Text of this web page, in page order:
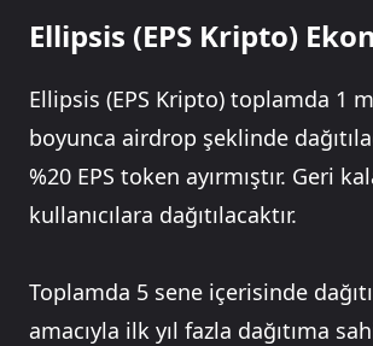
Ellipsis (EPS Kripto)
Ellipsis (EPS Kripto) toplamda 1
boyunca airdrop şeklinde
%20 EPS token ayırmıştır. Geri
kullanıcılara dağıtılacaktır.
Toplamda 5 sene içerisinde
amacıyla ilk yıl fazla dağıtıma